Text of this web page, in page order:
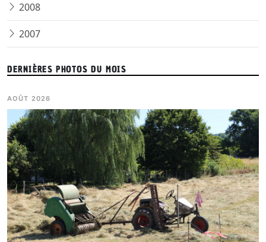
2008
2007
DERNIÈRES PHOTOS DU MOIS
AOÛT 2026